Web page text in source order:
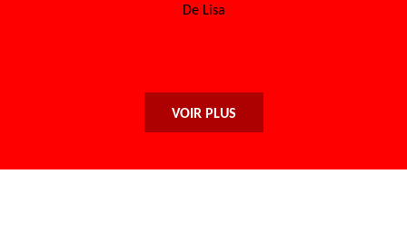
De Lisa
VOIR PLUS